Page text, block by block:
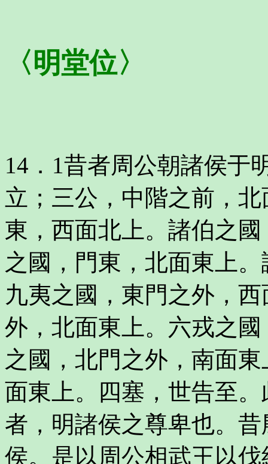
〈明堂位〉
14．1昔者周公朝諸侯于
立；三公，中階之前，
東，西面北上。諸伯之
之國，門東，北面東上
九夷之國，東門之外，
外，北面東上。六戎之
之國，北門之外，南面
面東上。四塞，世告至
者，明諸侯之尊卑也。
侯。是以周公相武王以